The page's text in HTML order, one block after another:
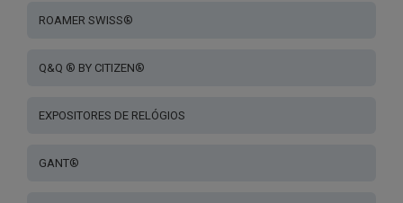
ROAMER SWISS®
Q&Q ® BY CITIZEN®
EXPOSITORES DE RELÓGIOS
GANT®